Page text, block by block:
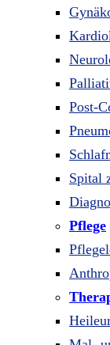
Post-
Spital
Pflege